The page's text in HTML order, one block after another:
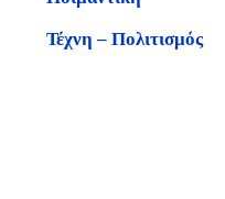
Τέχνη – Πολιτισμός